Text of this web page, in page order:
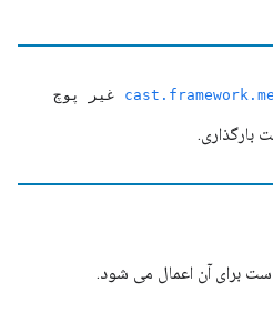
غیر پوچ
بارگذاری.
برای آن اعمال می شود.